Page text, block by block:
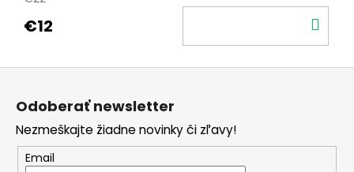
€12
Odoberať newsletter
Nezmeškajte žiadne novinky či zľavy!
Email